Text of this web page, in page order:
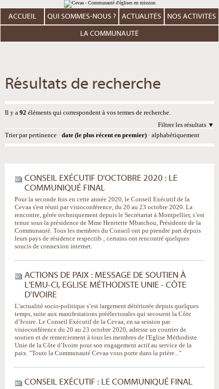
au
contenu.
Aller
personnels
ACCUEIL QUI SOMMES-NOUS ? ACTUALITÉS NOS ACTIVITÉS
LA COMMUNAUTÉ
Résultats de recherche
Il y a 92 éléments qui correspondent à vos termes de recherche.
Filtrer les résultats
Trier par pertinence · date (le plus récent en premier) · alphabétiquement
CONSEIL EXÉCUTIF D'OCTOBRE 2020 : LE
COMMUNIQUÉ FINAL
Pour la seconde fois en cette année 2020, le Conseil Exécutif de la
Cevaa s'est réuni par visioconférence, du 20 au 23 octobre 2020. La
rencontre, gérée techniquement depuis le Secrétariat à Montpellier, s’est
tenue sous la présidence de Mme Henriette Mbatchou, Présidente de la
Communauté. Tous les membres du Conseil ont pu prendre part depuis
leurs pays de résidence respectifs ; certains ont rencontré quelques
soucis de connexion internet.
ACTIONS DE PAIX : MESSAGE DE SOUTIEN À
L'EMU-CI, EGLISE MÉTHODISTE UNIE - CÔTE
D’IVOIRE
L’actualité socio-politique s’est largement détériorée depuis quelques
temps, suite aux manifestations préélectorales qui secouent la Côte
d’Ivoire. Le Conseil Exécutif de la Cevaa, en sa session par
visioconférence du 20 au 23 octobre 2020, adresse un courrier de
soutien et de remerciement à tous les membres de l'Eglise Méthodiste
Unie de la Côte d’Ivoire pour son engagement actif au service de la
paix. "Toute la Communauté Cevaa vous porte dans la prière..."
CONSEIL EXÉCUTIF : LE COMMUNIQUÉ FINAL